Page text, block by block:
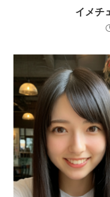
イメチ